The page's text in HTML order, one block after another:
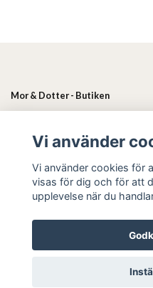
Mor & Dotter - Butiken
Läs mer
Sociala medier
© 2026
Vi använder
Vi använder cookies för
visas för dig och för att
upplevelse när du